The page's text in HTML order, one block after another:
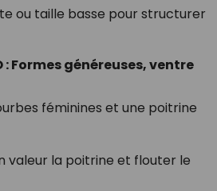
ou taille basse pour structurer
: Formes généreuses, ventre
féminines et une poitrine
valeur la poitrine et flouter le